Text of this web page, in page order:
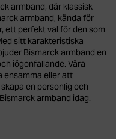
armband, där klassisk
armband, kända för
ett perfekt val för den som
sitt karakteristiska
Bismarck armband en
iögonfallande. Våra
ensamma eller att
en personlig och
armband idag.